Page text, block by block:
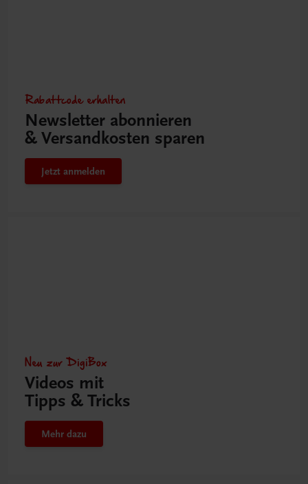
Rabattcode erhalten
Newsletter abonnieren
& Versandkosten sparen
Jetzt anmelden
Neu zur DigiBox
Videos mit
Tipps & Tricks
Mehr dazu